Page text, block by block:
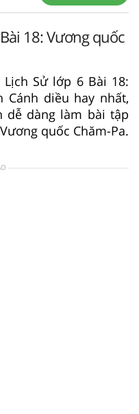
18: Vương quốc
Sử lớp 6 Bài 18:
Cánh diều hay nhất,
dễ dàng làm bài tập
quốc Chăm-Pa.